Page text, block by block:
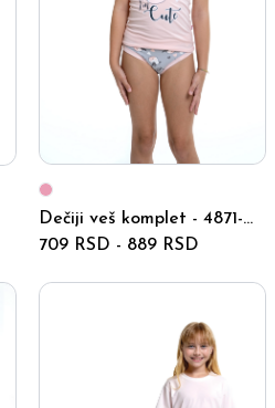
Dečiji veš komplet - 4871-
4873 - Roze
709 RSD - 889 RSD